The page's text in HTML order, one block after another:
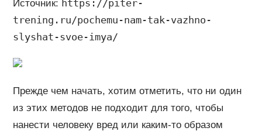
Источник: https://piter-
trening.ru/pochemu-nam-tak-vazhno-
slyshat-svoe-imya/
Прежде чем начать, хотим отметить, что ни один
из этих методов не подходит для того, чтобы
нанести человеку вред или каким-то образом